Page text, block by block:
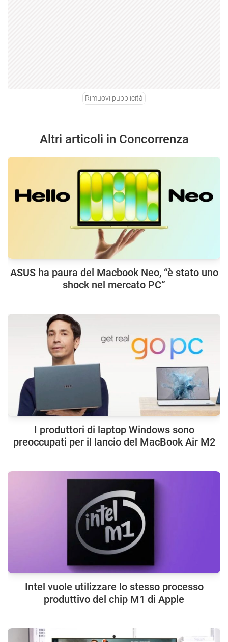
Rimuovi pubblicità
Altri articoli in Concorrenza
ASUS ha paura del Macbook Neo, “è stato uno
shock nel mercato PC”
I produttori di laptop Windows sono
preoccupati per il lancio del MacBook Air M2
Intel vuole utilizzare lo stesso processo
produttivo del chip M1 di Apple